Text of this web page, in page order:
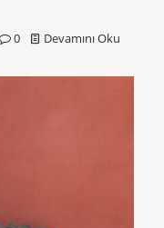
0 Devamını Oku